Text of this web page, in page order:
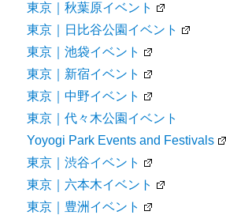
東京｜秋葉原イベント
東京｜日比谷公園イベント
東京｜池袋イベント
東京｜新宿イベント
東京｜中野イベント
東京｜代々木公園イベント
Yoyogi Park Events and Festivals
東京｜渋谷イベント
東京｜六本木イベント
東京｜豊洲イベント